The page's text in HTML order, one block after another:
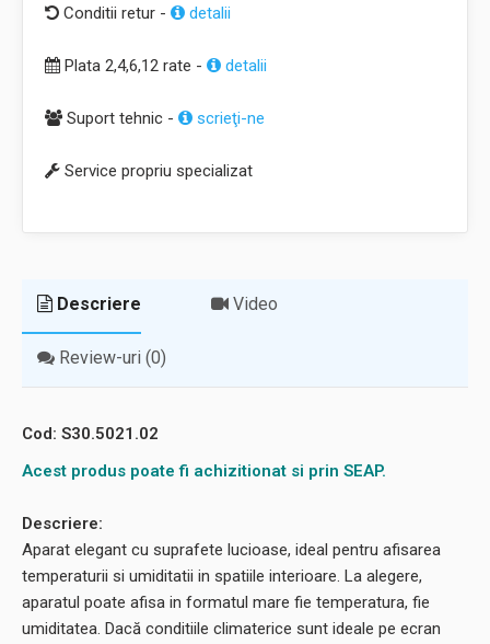
Conditii retur - detalii
Plata 2,4,6,12 rate - detalii
Suport tehnic - scrieţi-ne
Service propriu specializat
Descriere Video
Review-uri (0)
Cod: S30.5021.02
Acest produs poate fi achizitionat si prin SEAP.
Descriere:
Aparat elegant cu suprafete lucioase, ideal pentru afisarea
temperaturii si umiditatii in spatiile interioare. La alegere,
aparatul poate afisa in formatul mare fie temperatura, fie
umiditatea. Dacă conditiile climaterice sunt ideale pe ecran